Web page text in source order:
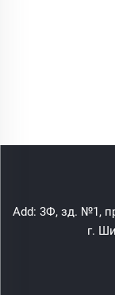
Add: 3Ф, зд. №1,
г.